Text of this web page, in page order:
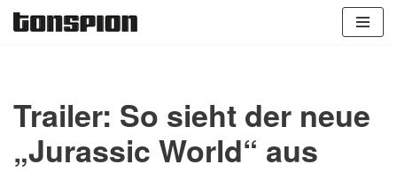
Trailer: So sieht der neue
„Jurassic World“ aus